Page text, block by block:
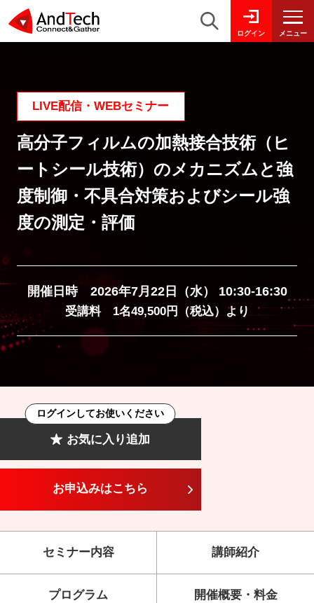
ログイン メニュー
LIVE配信・WEBセミナー
高分子フィルムの加熱接合技術（ヒ
ートシール技術）のメカニズムと強
度制御・不具合対策およびシール強
度の測定・評価
開催日時 2026年7月22日（水） 10:30-16:30
受講料 1名49,500円（税込）より
お気に入り追加
ログインしてお使いください
お申込みはこちら
セミナー内容 講師紹介
プログラム 開催概要・料金